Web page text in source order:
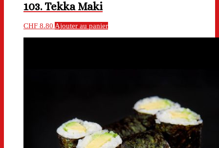
103. Tekka Maki
CHF 8.80 Ajouter au panier